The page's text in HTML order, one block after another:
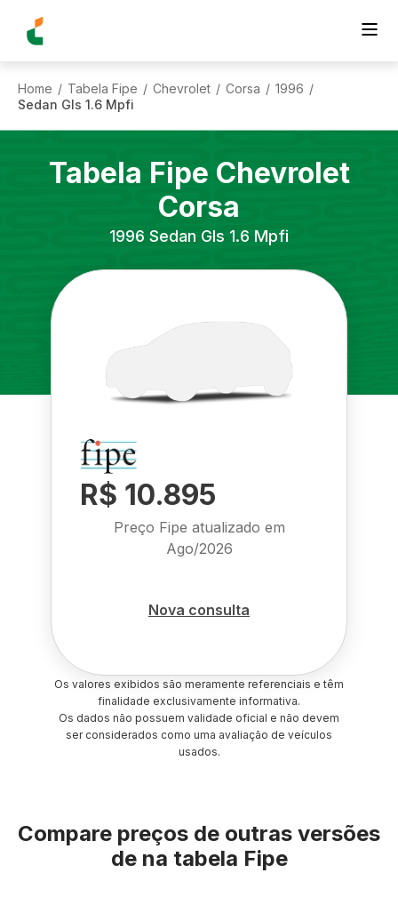
Home / Tabela Fipe / Chevrolet / Corsa / 1996 /
Sedan Gls 1.6 Mpfi
Tabela Fipe Chevrolet
Corsa
1996 Sedan Gls 1.6 Mpfi
R$ 10.895
Preço Fipe atualizado em
Ago/2026
Nova consulta
Os valores exibidos são meramente referenciais e têm
finalidade exclusivamente informativa.
Os dados não possuem validade oficial e não devem
ser considerados como uma avaliação de veículos
usados.
Compare preços de outras versões
de na tabela Fipe